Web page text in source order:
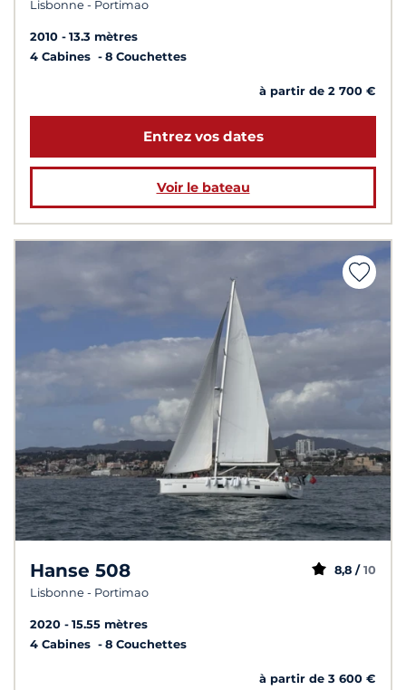
Lisbonne - Portimao
2010
13.3 mètres
4 Cabines
8 Couchettes
à partir de 2 700 €
Entrez vos dates
Voir le bateau
Hanse 508
Lisbonne - Portimao
8,8 / 10
2020
15.55 mètres
4 Cabines
8 Couchettes
à partir de 3 600 €